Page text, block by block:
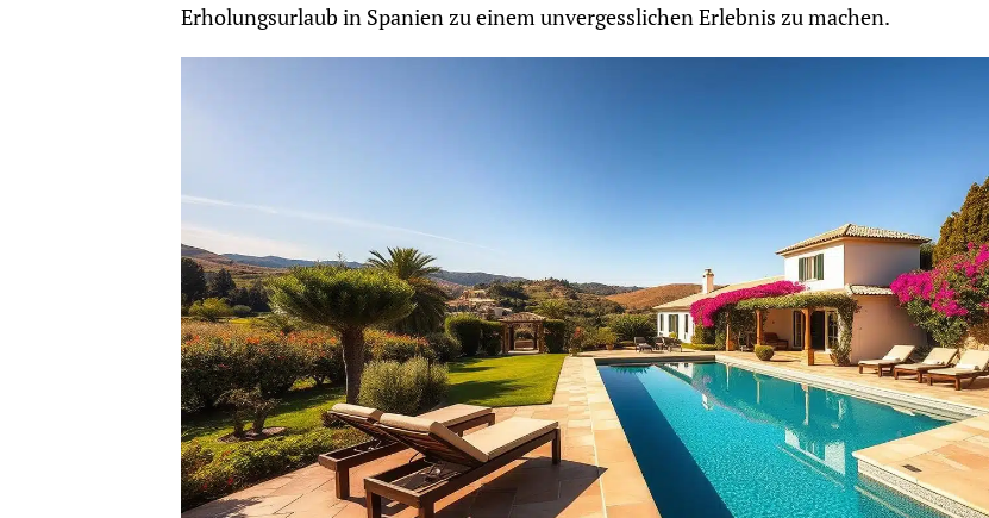
Erholungsurlaub in Spanien zu einem unvergesslichen Erlebnis zu machen.